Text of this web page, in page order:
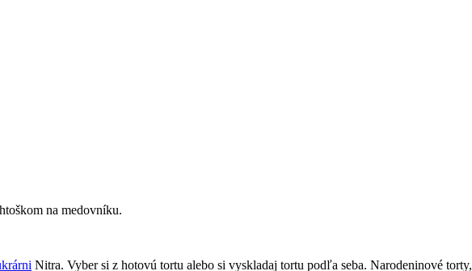
na medovníku.
Nitra. Vyber si z hotovú tortu alebo si vyskladaj tortu podľa seba. Narodeninové torty,